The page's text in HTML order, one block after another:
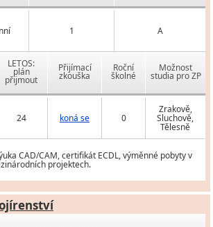
1 A
LETOS:
plán
přijmout
Přijímací
zkouška
Roční
školné
Možnost
studia pro ZP
24 koná se 0
Zrakově,
Sluchově,
Tělesně
CAD/CAM, certifikát ECDL, výměnné pobyty v
projektech.